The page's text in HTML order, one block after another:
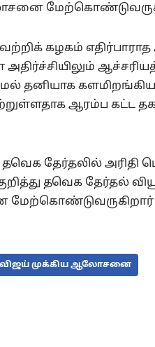
கழகம்
தனியாக களமிறங்கிய
ஆரம்ப கட்ட
தேர்தலில் அரிதி
தவெக தேர்தல்
மேற்கொண்டுவருகிறார்
விஜய் முக்கிய ஆலோசனை